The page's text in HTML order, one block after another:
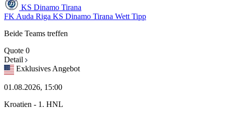
KS Dinamo Tirana
FK Auda Riga KS Dinamo Tirana Wett Tipp
Beide Teams treffen
Quote 0
Detail
Exklusives Angebot
01.08.2026, 15:00
Kroatien - 1. HNL